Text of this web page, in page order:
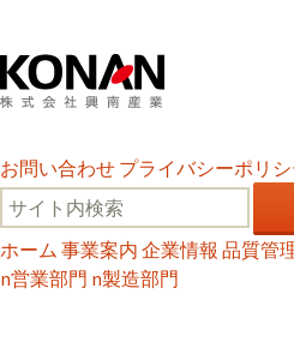
お問い合わせ プライバシーポリ
ホーム 事業案内 企業情報 品質管
n営業部門 n製造部門